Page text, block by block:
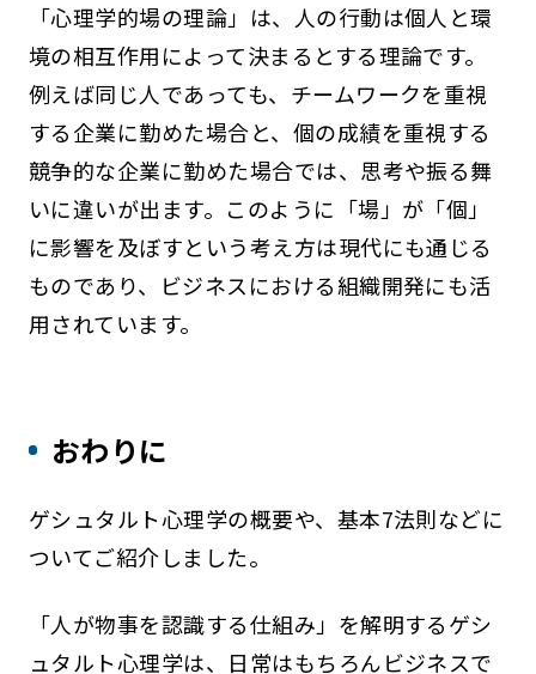
「心理学的場の理論」は、人の行動は個人と環
境の相互作用によって決まるとする理論です。
例えば同じ人であっても、チームワークを重視
する企業に勤めた場合と、個の成績を重視する
競争的な企業に勤めた場合では、思考や振る舞
いに違いが出ます。このように「場」が「個」
に影響を及ぼすという考え方は現代にも通じる
ものであり、ビジネスにおける組織開発にも活
用されています。
おわりに
ゲシュタルト心理学の概要や、基本7法則などに
ついてご紹介しました。
「人が物事を認識する仕組み」を解明するゲシ
ュタルト心理学は、日常はもちろんビジネスで